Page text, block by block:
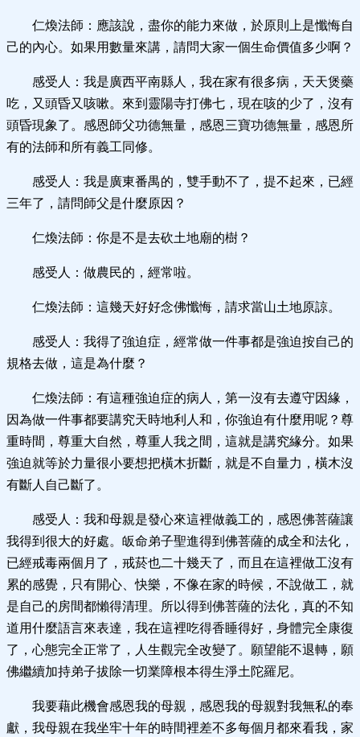
仁煥法師：應該說，盡你的能力來做，於原則上是懺悔自
己的內心。如果用數量來講，請問大家一個生命價值多少啊？
感受人：我是廣西平南縣人，我在家有很多病，天天煲藥
吃，又頭昏又咳嗽。來到靈陽寺打佛七，現在咳的少了，沒有
頭昏現象了。感恩師父功德無量，感恩三寶功德無量，感恩所
有的法師和所有義工同修。
感受人：我是廣東番禺的，雙手動不了，提不起來，已經
三年了，請問師父是什麼原因？
仁煥法師：你是不是去砍土地廟的樹？
感受人：做農民的，經常啦。
仁煥法師：這幾天好好念佛懺悔，請求當山土地原諒。
感受人：我得了強迫症，經常做一件事都是強迫按自己的
規格去做，這是為什麼？
仁煥法師：有這種強迫症的病人，第一沒有去遵守因緣，
因為做一件事都要講究天時地利人和，你強迫有什麼用呢？尊
重時間，尊重大自然，尊重人我之間，這就是講究緣分。如果
強迫就等於力量很小要想把橫木折斷，就是不自量力，橫木沒
有斷人自己斷了。
感受人：我和母親是發心來這裡做義工的，感恩佛菩薩讓
我得到很大的好處。皈命弟子聖進得到佛菩薩的成全和法化，
已經戒毒兩個月了，戒菸也二十幾天了，而且在這裡做工沒有
累的感覺，只有開心、快樂，不像在家的時候，不說做工，就
是自己的房間都懶得清理。所以得到佛菩薩的法化，真的不知
道用什麼語言來表達，我在這裡吃得香睡得好，身體完全康復
了，心態完全正常了，人生觀完全改變了。願望能不退轉，願
佛繼續加持弟子拔除一切業障根本得生淨土陀羅尼。
我要藉此機會感恩我的母親，感恩我的母親對我無私的奉
獻，我母親在我坐牢十年的時間裡差不多每個月都來看我，家